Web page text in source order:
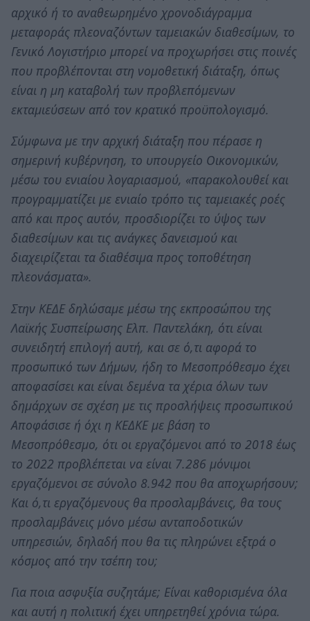
αρχικό ή το αναθεωρημένο χρονοδιάγραμμα
μεταφοράς πλεοναζόντων ταμειακών διαθεσίμων, το
Γενικό Λογιστήριο μπορεί να προχωρήσει στις ποινές
που προβλέπονται στη νομοθετική διάταξη, όπως
είναι η μη καταβολή των προβλεπόμενων
εκταμιεύσεων από τον κρατικό προϋπολογισμό.
Σύμφωνα με την αρχική διάταξη που πέρασε η
σημερινή κυβέρνηση, το υπουργείο Οικονομικών,
μέσω του ενιαίου λογαριασμού, «παρακολουθεί και
προγραμματίζει με ενιαίο τρόπο τις ταμειακές ροές
από και προς αυτόν, προσδιορίζει το ύψος των
διαθεσίμων και τις ανάγκες δανεισμού και
διαχειρίζεται τα διαθέσιμα προς τοποθέτηση
πλεονάσματα».
Στην ΚΕΔΕ δηλώσαμε μέσω της εκπροσώπου της
Λαϊκής Συσπείρωσης Ελπ. Παντελάκη, ότι είναι
συνειδητή επιλογή αυτή, και σε ό,τι αφορά το
προσωπικό των Δήμων, ήδη το Μεσοπρόθεσμο έχει
αποφασίσει και είναι δεμένα τα χέρια όλων των
δημάρχων σε σχέση με τις προσλήψεις προσωπικού
Αποφάσισε ή όχι η ΚΕΔΚΕ με βάση το
Μεσοπρόθεσμο, ότι οι εργαζόμενοι από το 2018 έως
το 2022 προβλέπεται να είναι 7.286 μόνιμοι
εργαζόμενοι σε σύνολο 8.942 που θα αποχωρήσουν;
Και ό,τι εργαζόμενους θα προσλαμβάνεις, θα τους
προσλαμβάνεις μόνο μέσω ανταποδοτικών
υπηρεσιών, δηλαδή που θα τις πληρώνει εξτρά ο
κόσμος από την τσέπη του;
Για ποια ασφυξία συζητάμε; Είναι καθορισμένα όλα
και αυτή η πολιτική έχει υπηρετηθεί χρόνια τώρα.